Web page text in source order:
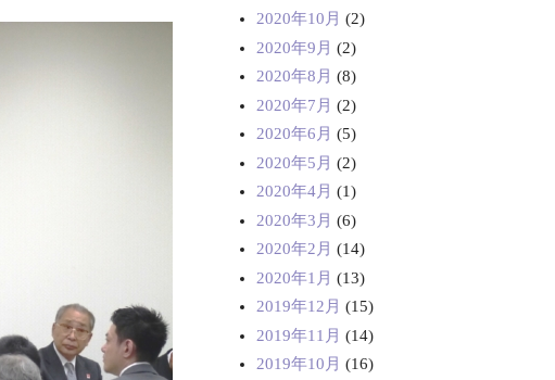
2020年10月 (2)
2020年9月 (2)
2020年8月 (8)
2020年7月 (2)
2020年6月 (5)
2020年5月 (2)
2020年4月 (1)
2020年3月 (6)
2020年2月 (14)
2020年1月 (13)
2019年12月 (15)
2019年11月 (14)
2019年10月 (16)